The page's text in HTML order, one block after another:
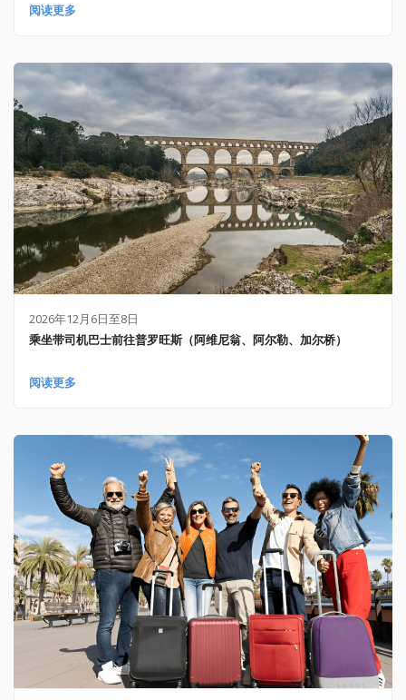
阅读更多
2026年12月6日至8日
乘坐带司机巴士前往普罗旺斯（阿维尼翁、阿尔勒、加尔桥）
阅读更多